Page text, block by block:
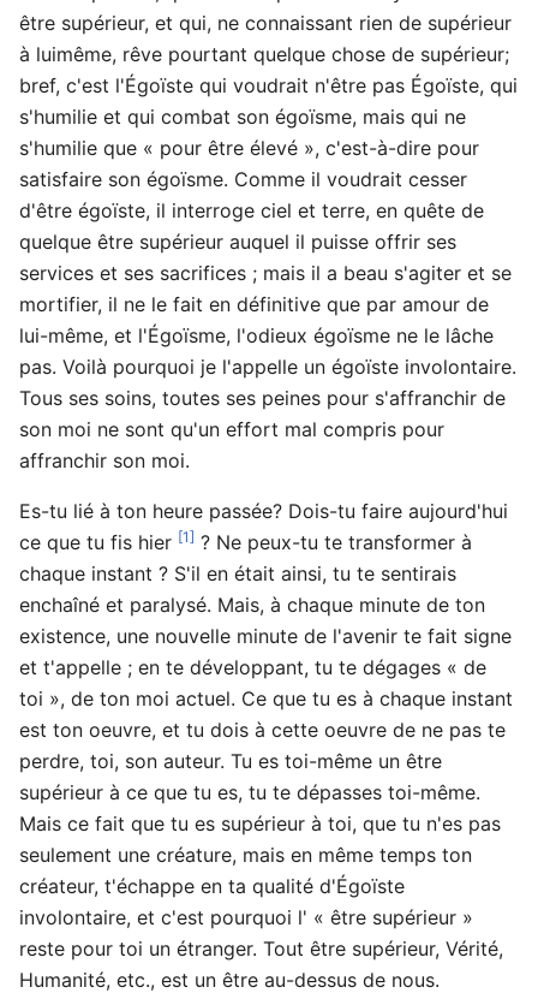
être supérieur, et qui, ne connaissant rien de supérieur
à luimême, rêve pourtant quelque chose de supérieur;
bref, c'est l'Égoïste qui voudrait n'être pas Égoïste, qui
s'humilie et qui combat son égoïsme, mais qui ne
s'humilie que « pour être élevé », c'est-à-dire pour
satisfaire son égoïsme. Comme il voudrait cesser
d'être égoïste, il interroge ciel et terre, en quête de
quelque être supérieur auquel il puisse offrir ses
services et ses sacrifices ; mais il a beau s'agiter et se
mortifier, il ne le fait en définitive que par amour de
lui-même, et l'Égoïsme, l'odieux égoïsme ne le lâche
pas. Voilà pourquoi je l'appelle un égoïste involontaire.
Tous ses soins, toutes ses peines pour s'affranchir de
son moi ne sont qu'un effort mal compris pour
affranchir son moi.
Es-tu lié à ton heure passée? Dois-tu faire aujourd'hui
ce que tu fis hier [1] ? Ne peux-tu te transformer à
chaque instant ? S'il en était ainsi, tu te sentirais
enchaîné et paralysé. Mais, à chaque minute de ton
existence, une nouvelle minute de l'avenir te fait signe
et t'appelle ; en te développant, tu te dégages « de
toi », de ton moi actuel. Ce que tu es à chaque instant
est ton oeuvre, et tu dois à cette oeuvre de ne pas te
perdre, toi, son auteur. Tu es toi-même un être
supérieur à ce que tu es, tu te dépasses toi-même.
Mais ce fait que tu es supérieur à toi, que tu n'es pas
seulement une créature, mais en même temps ton
créateur, t'échappe en ta qualité d'Égoïste
involontaire, et c'est pourquoi l' « être supérieur »
reste pour toi un étranger. Tout être supérieur, Vérité,
Humanité, etc., est un être au-dessus de nous.